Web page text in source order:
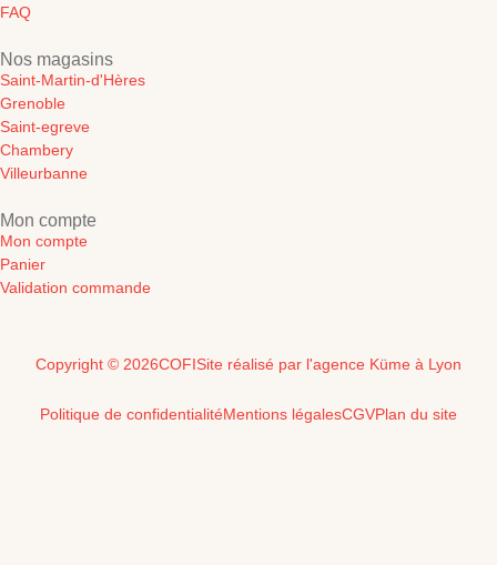
FAQ
Nos magasins
Saint-Martin-d'Hères
Grenoble
Saint-egreve
Chambery
Villeurbanne
Mon compte
Mon compte
Panier
Validation commande
Copyright © 2026COFISite réalisé par l'agence Küme à Lyon
Politique de confidentialitéMentions légalesCGVPlan du site